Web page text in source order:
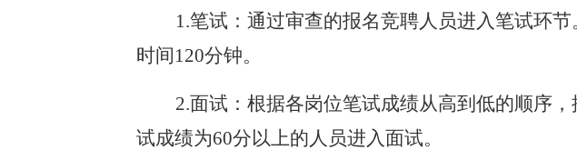
1.笔试：通过审查的报名竞聘人员进入笔试环
时间120分钟。
2.面试：根据各岗位笔试成绩从高到低的顺序
试成绩为60分以上的人员进入面试。